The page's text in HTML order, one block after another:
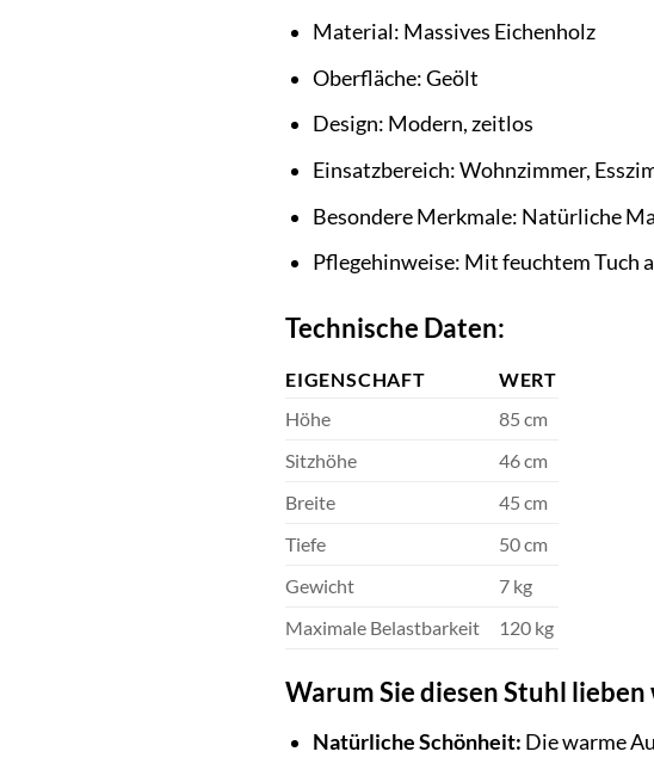
Material: Massives Eichenholz
Oberfläche: Geölt
Design: Modern, zeitlos
Einsatzbereich: Wohnzimmer,
Besondere Merkmale: Natürliche
Pflegehinweise: Mit feuchtem Tuch
Technische Daten:
EIGENSCHAFT
WERT
Höhe
85 cm
Sitzhöhe
46 cm
Breite
45 cm
Tiefe
50 cm
Gewicht
7 kg
Maximale Belastbarkeit
120 kg
Warum Sie diesen Stuhl lieben
Natürliche Schönheit: Die warme